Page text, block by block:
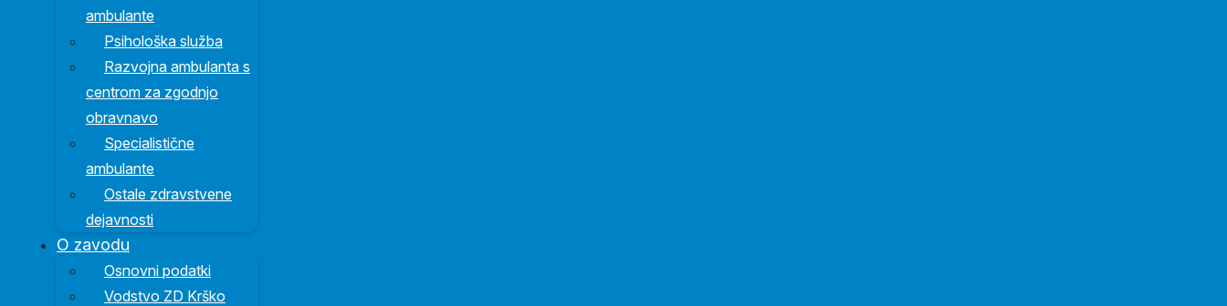
ambulante
Psihološka služba
Razvojna ambulanta s
centrom za zgodnjo
obravnavo
Specialistične
ambulante
Ostale zdravstvene
dejavnosti
O zavodu
Osnovni podatki
Vodstvo ZD Krško